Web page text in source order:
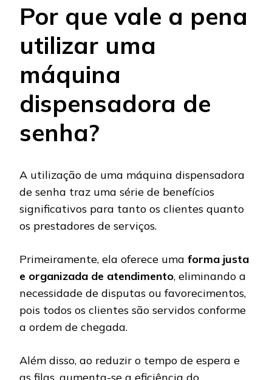
Por que vale a pena
utilizar uma
máquina
dispensadora de
senha?
A utilização de uma máquina dispensadora
de senha traz uma série de benefícios
significativos para tanto os clientes quanto
os prestadores de serviços.
Primeiramente, ela oferece uma forma justa
e organizada de atendimento, eliminando a
necessidade de disputas ou favorecimentos,
pois todos os clientes são servidos conforme
a ordem de chegada.
Além disso, ao reduzir o tempo de espera e